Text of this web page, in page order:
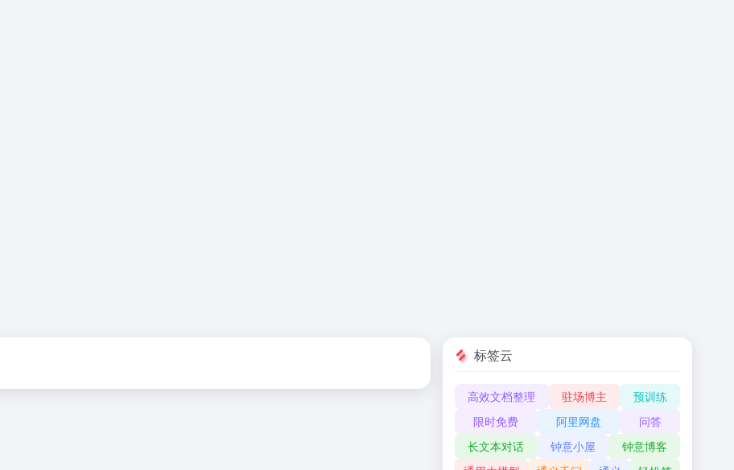
标签云
高效文档整理 驻场博主
预训练
限时免费
阿里网盘
问答
长文本对话
钟意小屋
钟意博客